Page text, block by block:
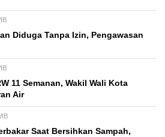
Diduga Tanpa Izin, Pengawasan
11 Semanan, Wakil Wali Kota
Air
Saat Bersihkan Sampah,